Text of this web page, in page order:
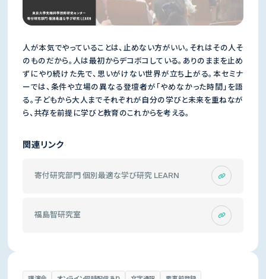
人が本気でやっていることは、止めない方がいい。それはその人そ
のものだから。人は最初からデコボコしている。ありのままを止め
ずにやり続けた先で、思いがけない世界が立ち上がる。本セミナ
ーでは、条件や立場の異なる登壇者が「やめなかった時間」を語
る。子どもから大人まで――それぞれが自分の学びと未来を重ねなが
ら、共存を前提に学びと教育のこれからを考える。
関連リンク
寄付研究部門 個別最適な学び研究 LEARN
福島智研究室